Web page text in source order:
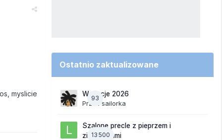
myslicie
Ostatnio zaktualizowane
93
Wakacje 2026
Przez sailorka
13 500
Szalone precle z pieprzem i
ziemniakami